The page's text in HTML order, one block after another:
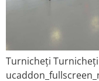
Turnicheți